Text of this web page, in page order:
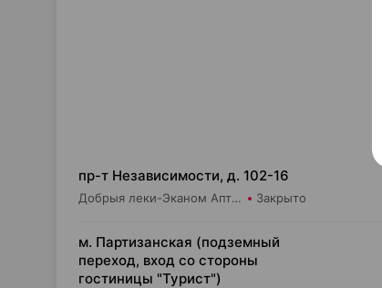
пр-т Независимости, д. 102-16
Добрыя леки-Эканом Аптека групп Центр ООО Аптека №19 Закрыто
м. Партизанская (подземный
переход, вход со стороны
гостиницы "Турист")